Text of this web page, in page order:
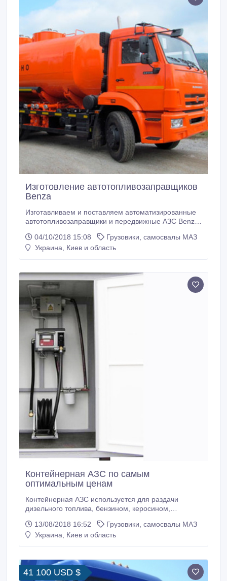
Изготовление автотопливозаправщиков
Benza
Изготавливаем и поставляем автоматизированные
автотопливозаправщики и передвижные АЗС Benza,
учет топлива! Различные объемы моделей на базе
Камаз и МАЗ! Гарантированное качество и
04/10/2018 15:08
Грузовики, самосвалы МАЗ
Украина, Киев и область
Контейнерная АЗС по самым
оптимальным ценам
Контейнерная АЗС используется для раздачи
дизельного топлива, бензином, керосином,
материалами. Контейнерной АЗС имеет ряд
отличительных особенностей, напервом месте стот
именно для вас вариант контейнерной АЗС.
13/08/2018 16:52
Грузовики, самосвалы МАЗ
Украина, Киев и область
41 100 USD $